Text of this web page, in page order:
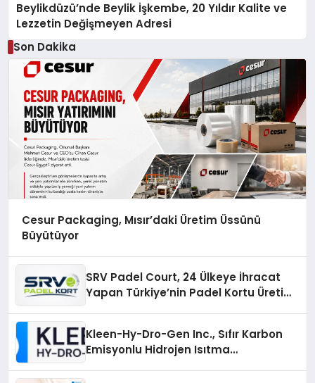
Beylikdüzü’nde Beylik İşkembe, 20 Yıldır Kalite ve
Lezzetin Değişmeyen Adresi
Son Dakika
Cesur Packaging, Mısır’daki Üretim Üssünü
Büyütüyor
SRV Padel Court, 24 Ülkeye İhracat
Yapan Türkiye’nin Padel Kortu Üretim
Kleen-Hy-Dro-Gen Inc., Sıfır Karbon
Emisyonlu Hidrojen Isıtma